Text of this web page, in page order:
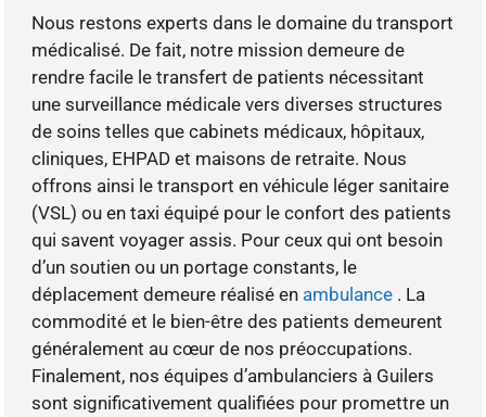
Nous restons experts dans le domaine du transport
médicalisé. De fait, notre mission demeure de
rendre facile le transfert de patients nécessitant
une surveillance médicale vers diverses structures
de soins telles que cabinets médicaux, hôpitaux,
cliniques, EHPAD et maisons de retraite. Nous
offrons ainsi le transport en véhicule léger sanitaire
(VSL) ou en taxi équipé pour le confort des patients
qui savent voyager assis. Pour ceux qui ont besoin
d’un soutien ou un portage constants, le
déplacement demeure réalisé en ambulance . La
commodité et le bien-être des patients demeurent
généralement au cœur de nos préoccupations.
Finalement, nos équipes d’ambulanciers à Guilers
sont significativement qualifiées pour promettre un